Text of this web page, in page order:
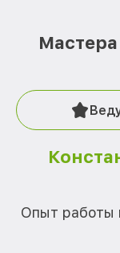
Опыт работы